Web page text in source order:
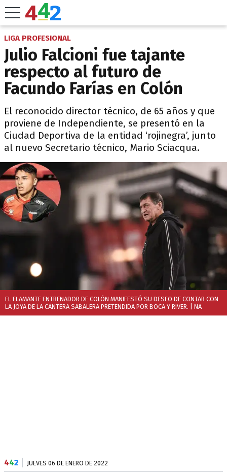
LIGA PROFESIONAL
Julio Falcioni fue tajante
respecto al futuro de
Facundo Farías en Colón
El reconocido director técnico, de 65 años y que
proviene de Independiente, se presentó en la
Ciudad Deportiva de la entidad ‘rojinegra’, junto
al nuevo Secretario técnico, Mario Sciacqua.
EL FLAMANTE ENTRENADOR DE COLÓN MANIFESTÓ SU DESEO DE CONTAR CON
LA JOYA DE LA CANTERA SABALERA PRETENDIDA POR BOCA Y RIVER. | NA
442 JUEVES 06 DE ENERO DE 2022